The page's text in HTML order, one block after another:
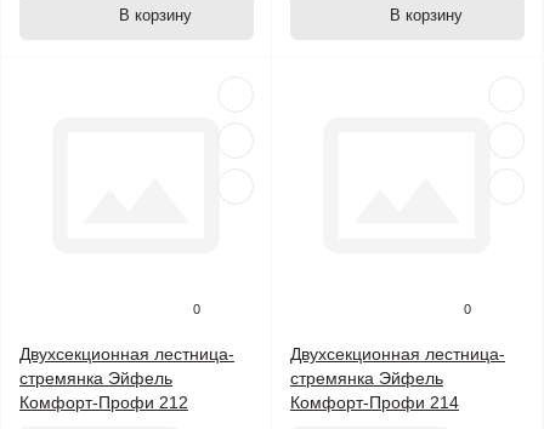
В корзину В корзину
0
Двухсекционная лестница-
стремянка Эйфель
Комфорт-Профи 212
0
Двухсекционная лестница-
стремянка Эйфель
Комфорт-Профи 214